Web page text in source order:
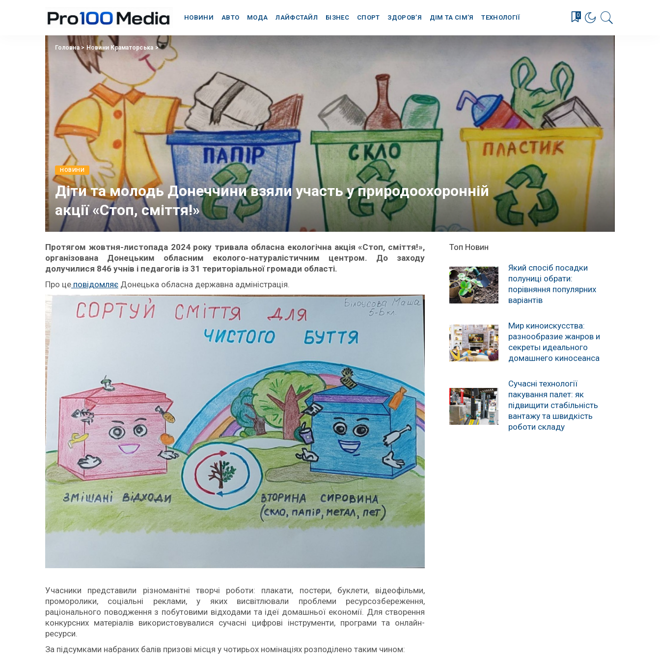
НОВИНИ АВТО МОДА ЛАЙФСТАЙЛ БІЗНЕС СПОРТ ЗДОРОВ’Я ДІМ ТА СІМ’Я ТЕХНОЛОГІЇ 0
Головна> Новини Краматорська >
НОВИНИ
Діти та молодь Донеччини взяли участь у природоохоронній
акції «Стоп, сміття!»
Протягом жовтня-листопада 2024 року тривала обласна екологічна акція «Стоп, сміття!»,
організована Донецьким обласним еколого-натуралістичним центром. До заходу
долучилися 846 учнів і педагогів із 31 територіальної громади області.
Про це повідомляє Донецька обласна державна адміністрація.
Учасники представили різноманітні творчі роботи: плакати, постери, буклети, відеофільми,
проморолики, соціальні реклами, у яких висвітлювали проблеми ресурсозбереження,
раціонального поводження з побутовими відходами та ідеї домашньої економії. Для створення
конкурсних матеріалів використовувалися сучасні цифрові інструменти, програми та онлайн-
ресурси.
За підсумками набраних балів призові місця у чотирьох номінаціях розподілено таким чином:
Топ Новин
Який спосіб посадки
полуниці обрати:
порівняння популярних
варіантів
Мир киноискусства:
разнообразие жанров и
секреты идеального
домашнего киносеанса
Сучасні технології
пакування палет: як
підвищити стабільність
вантажу та швидкість
роботи складу